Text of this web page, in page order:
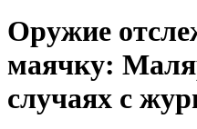
Оружие
маячку:
случаях с